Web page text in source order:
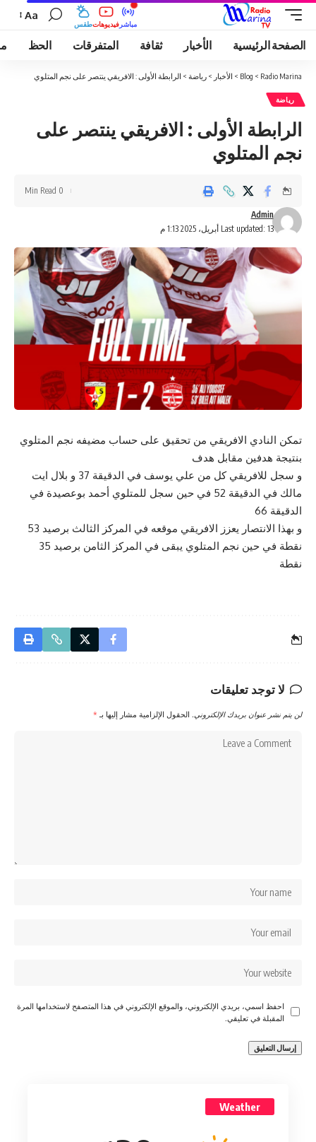
طقسفيديوهات مباشر
Aa
الصفحة الرئيسية الأخبار ثقافة المتفرقات الحظ
Radio Marina
>
Blog
> الأخبار > رياضة > الرابطة الأولى : الافريقي ينتصر على نجم المتلوي
رياضة
الرابطة الأولى : الافريقي ينتصر على
نجم المتلوي
Last updated: 13 أبريل، 2025 1:13 م
Admin
0 Min Read
تمكن النادي الافريقي من تحقيق على حساب مضيفه نجم المتلوي
بنتيجة هدفين مقابل هدف
و سجل للافريقي كل من علي يوسف في الدقيقة 37 و بلال ايت
مالك في الدقيقة 52 في حين سجل للمتلوي أحمد بوعصيدة في
الدقيقة 66
و بهذا الانتصار يعزز الافريقي موقعه في المركز الثالث برصيد 53
نقطة في حين نجم المتلوي يبقى في المركز الثامن برصيد 35
نقطة
لا توجد تعليقات
لن يتم نشر عنوان بريدك الإلكتروني. الحقول الإلزامية مشار إليها بـ *
احفظ اسمي، بريدي الإلكتروني، والموقع الإلكتروني في هذا المتصفح لاستخدامها المرة
المقبلة في تعليقي.
Weather